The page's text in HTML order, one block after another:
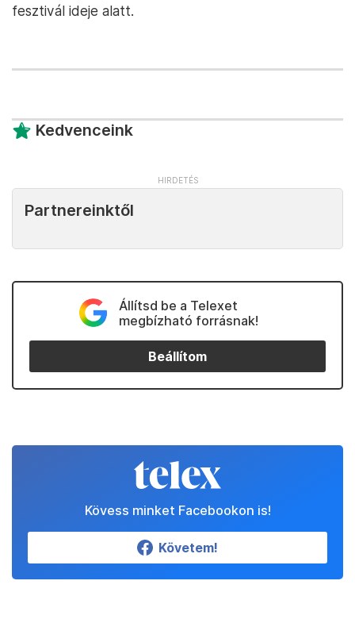
fesztivál ideje alatt.
Kedvenceink
Partnereinktől
Állítsd be a Telexet
megbízható forrásnak!
Beállítom
Kövess minket Facebookon is!
Követem!